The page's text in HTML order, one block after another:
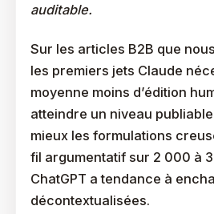
auditable.
Sur les articles B2B que
les premiers jets Claude
moyenne moins d’édition
atteindre un niveau
mieux les formulations
fil argumentatif sur 2 000 à
ChatGPT a tendance à
décontextualisées.